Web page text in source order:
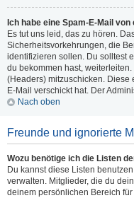
Ich habe eine Spam-E-Mail
Es tut uns leid, das zu hören.
Sicherheitsvorkehrungen, die
identifizieren sollen. Du solltest
du bekommen hast,
(Headers) mitzuschicken. Diese
E-Mail verschickt hat. Der
Nach oben
Freunde und ignorierte
Wozu benötige ich die Listen
Du kannst diese Listen
verwalten. Mitglieder, die du
deinem persönlichen Bereich